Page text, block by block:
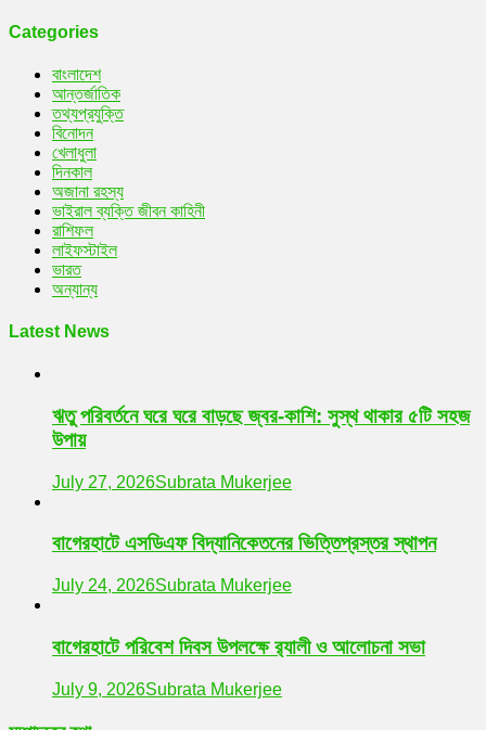
Categories
বাংলাদেশ
আন্তর্জাতিক
তথ্যপ্রযুক্তি
বিনোদন
খেলাধুলা
দিনকাল
অজানা রহস্য
ভাইরাল ব্যক্তি জীবন কাহিনী
রাশিফল
লাইফস্টাইল
ভারত
অন্যান্য
Latest News
ঋতু পরিবর্তনে ঘরে ঘরে বাড়ছে জ্বর-কাশি: সুস্থ থাকার ৫টি সহজ
উপায়
July 27, 2026Subrata Mukerjee
বাগেরহাটে এসডিএফ বিদ্যানিকেতনের ভিত্তিপ্রস্তর স্থাপন
July 24, 2026Subrata Mukerjee
বাগেরহাটে পরিবেশ দিবস উপলক্ষে র‌্যালী ও আলোচনা সভা
July 9, 2026Subrata Mukerjee